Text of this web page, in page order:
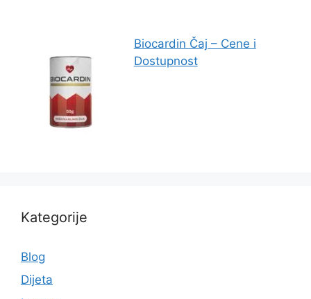
Biocardin Čaj – Cene i
Dostupnost
Kategorije
Blog
Dijeta